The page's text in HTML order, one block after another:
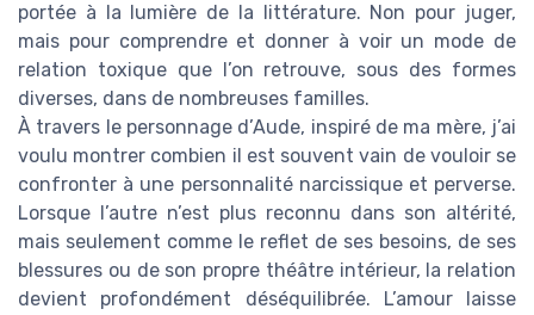
portée à la lumière de la littérature. Non pour juger,
mais pour comprendre et donner à voir un mode de
relation toxique que l’on retrouve, sous des formes
diverses, dans de nombreuses familles.
À travers le personnage d’Aude, inspiré de ma mère, j’ai
voulu montrer combien il est souvent vain de vouloir se
confronter à une personnalité narcissique et perverse.
Lorsque l’autre n’est plus reconnu dans son altérité,
mais seulement comme le reflet de ses besoins, de ses
blessures ou de son propre théâtre intérieur, la relation
devient profondément déséquilibrée. L’amour laisse